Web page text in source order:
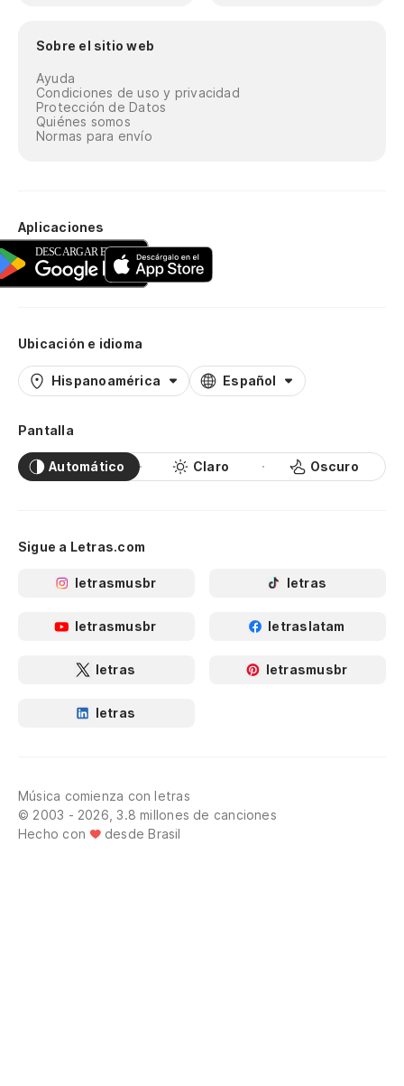
Sobre el sitio web
Ayuda
Condiciones de uso y privacidad
Protección de Datos
Quiénes somos
Normas para envío
Aplicaciones
Ubicación e idioma
Hispanoamérica Español
Pantalla
Automático Claro Oscuro
Sigue a Letras.com
letrasmusbr letras
letrasmusbr letraslatam
letras letrasmusbr
letras
Música comienza con letras
© 2003 - 2026, 3.8 millones de canciones
Hecho con
desde Brasil